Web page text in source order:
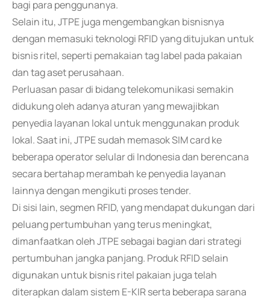
bagi para penggunanya.
Selain itu, JTPE juga mengembangkan bisnisnya
dengan memasuki teknologi RFID yang ditujukan untuk
bisnis ritel, seperti pemakaian tag label pada pakaian
dan tag aset perusahaan.
Perluasan pasar di bidang telekomunikasi semakin
didukung oleh adanya aturan yang mewajibkan
penyedia layanan lokal untuk menggunakan produk
lokal. Saat ini, JTPE sudah memasok SIM card ke
beberapa operator selular di Indonesia dan berencana
secara bertahap merambah ke penyedia layanan
lainnya dengan mengikuti proses tender.
Di sisi lain, segmen RFID, yang mendapat dukungan dari
peluang pertumbuhan yang terus meningkat,
dimanfaatkan oleh JTPE sebagai bagian dari strategi
pertumbuhan jangka panjang. Produk RFID selain
digunakan untuk bisnis ritel pakaian juga telah
diterapkan dalam sistem E-KIR serta beberapa sarana